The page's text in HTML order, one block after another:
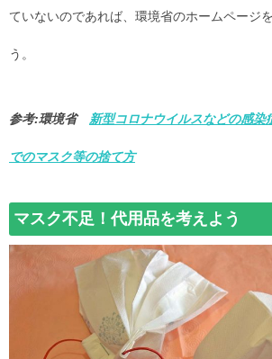
ていないのであれば、環境省のホームページ
う。
参考:環境省 新型コロナウイルスなどの感染
でのマスク等の捨て方
マスク不足！代用品を考えよう